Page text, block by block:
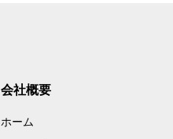
会社概要
ホーム